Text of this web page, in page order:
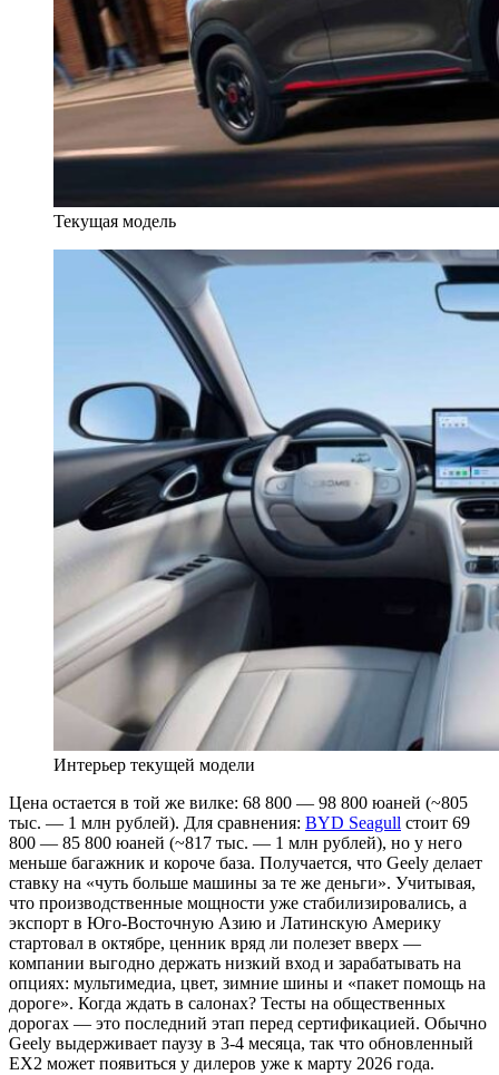
Текущая модель
Интерьер текущей модели
Цена остается в той же вилке: 68 800 — 98 800 юаней (~805
тыс. — 1 млн рублей). Для сравнения: BYD Seagull стоит 69
800 — 85 800 юаней (~817 тыс. — 1 млн рублей), но у него
меньше багажник и короче база. Получается, что Geely делает
ставку на «чуть больше машины за те же деньги». Учитывая,
что производственные мощности уже стабилизировались, а
экспорт в Юго-Восточную Азию и Латинскую Америку
стартовал в октябре, ценник вряд ли полезет вверх —
компании выгодно держать низкий вход и зарабатывать на
опциях: мультимедиа, цвет, зимние шины и «пакет помощь на
дороге». Когда ждать в салонах? Тесты на общественных
дорогах — это последний этап перед сертификацией. Обычно
Geely выдерживает паузу в 3-4 месяца, так что обновленный
EX2 может появиться у дилеров уже к марту 2026 года.